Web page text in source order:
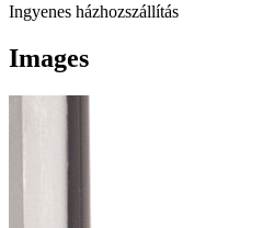
Ingyenes házhozszállítás
Images